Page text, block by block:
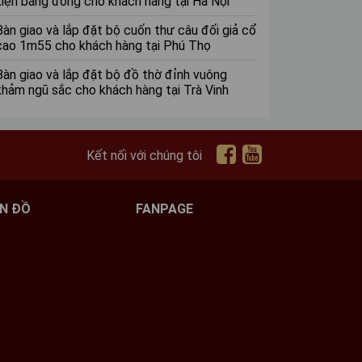
giao và lắp đặt bộ cuốn thư câu đối giả cổ
1m55 cho khách hàng tại Phú Thọ
giao và lắp đặt bộ đồ thờ đỉnh vuông
ngũ sắc cho khách hàng tại Trà Vinh
Kết nối với chúng tôi
ĐỒ FANPAGE